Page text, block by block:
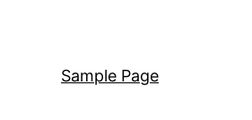
Sample Page